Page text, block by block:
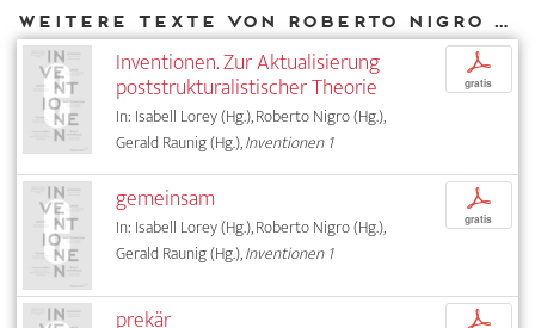
Weitere Texte von Roberto Nigro bei DIAPHANES
Inventionen. Zur Aktualisierung
poststrukturalistischer Theorie
In: Isabell Lorey (Hg.), Roberto Nigro (Hg.),
Gerald Raunig (Hg.),Inventionen 1
p
gratis
gemeinsam
In: Isabell Lorey (Hg.), Roberto Nigro (Hg.),
Gerald Raunig (Hg.),Inventionen 1
p
gratis
prekär p